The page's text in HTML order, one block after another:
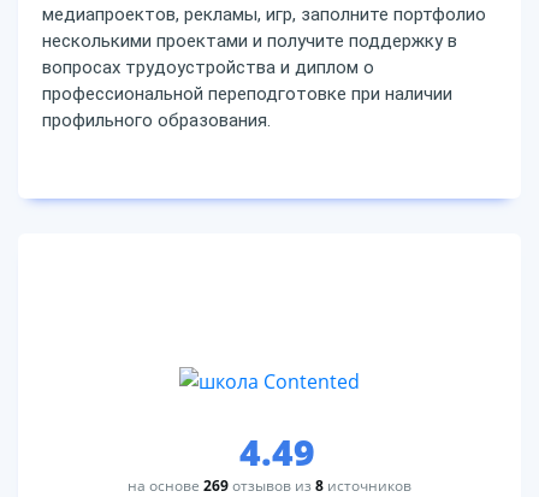
медиапроектов, рекламы, игр, заполните портфолио
несколькими проектами и получите поддержку в
вопросах трудоустройства и диплом о
профессиональной переподготовке при наличии
профильного образования.
4.49
на основе 269отзывов из 8 источников